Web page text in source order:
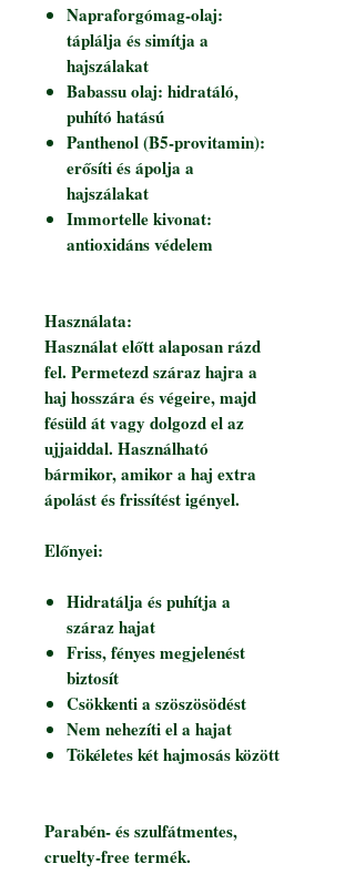
Napraforgómag-olaj:
táplálja és simítja a
hajszálakat
Babassu olaj: hidratáló,
puhító hatású
Panthenol (B5-provitamin):
erősíti és ápolja a
hajszálakat
Immortelle kivonat:
antioxidáns védelem
Használata:
Használat előtt alaposan rázd
fel. Permetezd száraz hajra a
haj hosszára és végeire, majd
fésüld át vagy dolgozd el az
ujjaiddal. Használható
bármikor, amikor a haj extra
ápolást és frissítést igényel.
Előnyei:
Hidratálja és puhítja a
száraz hajat
Friss, fényes megjelenést
biztosít
Csökkenti a szöszösödést
Nem nehezíti el a hajat
Tökéletes két hajmosás között
Parabén- és szulfátmentes,
cruelty-free termék.